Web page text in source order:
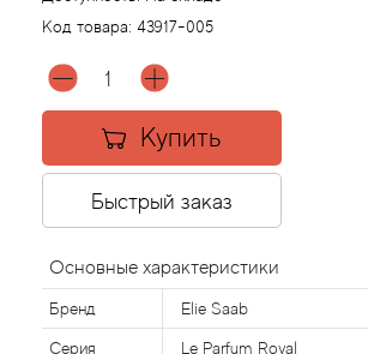
Код товара: 43917-005
Купить
Быстрый заказ
Основные характеристики
Бренд Elie Saab
Серия Le Parfum Royal
Agonist
Aigner
Aj Arabia (Widian)
Al Haramain